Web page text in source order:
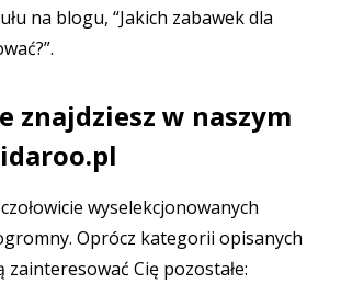
na blogu, “Jakich zabawek dla
.
znajdziesz w naszym
wyselekcjonowanych
Oprócz kategorii opisanych
zainteresować Cię pozostałe: